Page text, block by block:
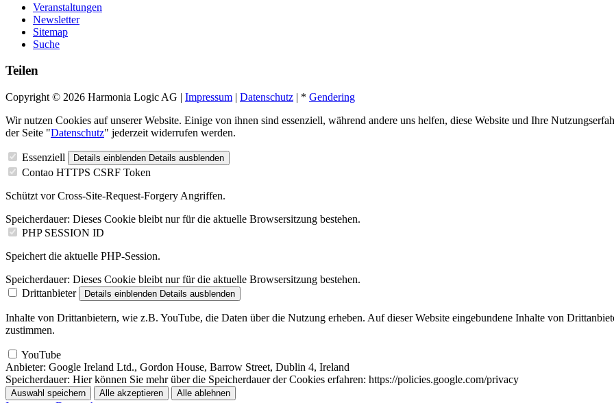
Veranstaltungen
Newsletter
Sitemap
Suche
Teilen
Copyright © 2026 Harmonia Logic AG | Impressum | Datenschutz | * Gendering
Wir nutzen Cookies auf unserer Website. Einige von ihnen sind essenziell, während andere uns helfen, diese Website und Ihre
der Seite "Datenschutz" jederzeit widerrufen werden.
Essenziell Details einblenden Details ausblenden
Contao HTTPS CSRF Token
Schützt vor Cross-Site-Request-Forgery Angriffen.
Speicherdauer: Dieses Cookie bleibt nur für die aktuelle Browsersitzung bestehen.
PHP SESSION ID
Speichert die aktuelle PHP-Session.
Speicherdauer: Dieses Cookie bleibt nur für die aktuelle Browsersitzung bestehen.
Drittanbieter
Details einblenden Details ausblenden
Inhalte von Drittanbietern, wie z.B. YouTube, die Daten über die Nutzung erheben. Auf dieser Website eingebundene Inhalte von
zustimmen.
YouTube
Anbieter: Google Ireland Ltd., Gordon House, Barrow Street, Dublin 4, Ireland
Speicherdauer: Hier können Sie mehr über die Speicherdauer der Cookies erfahren: https://policies.google.com/privacy
Auswahl speichern Alle akzeptieren Alle ablehnen